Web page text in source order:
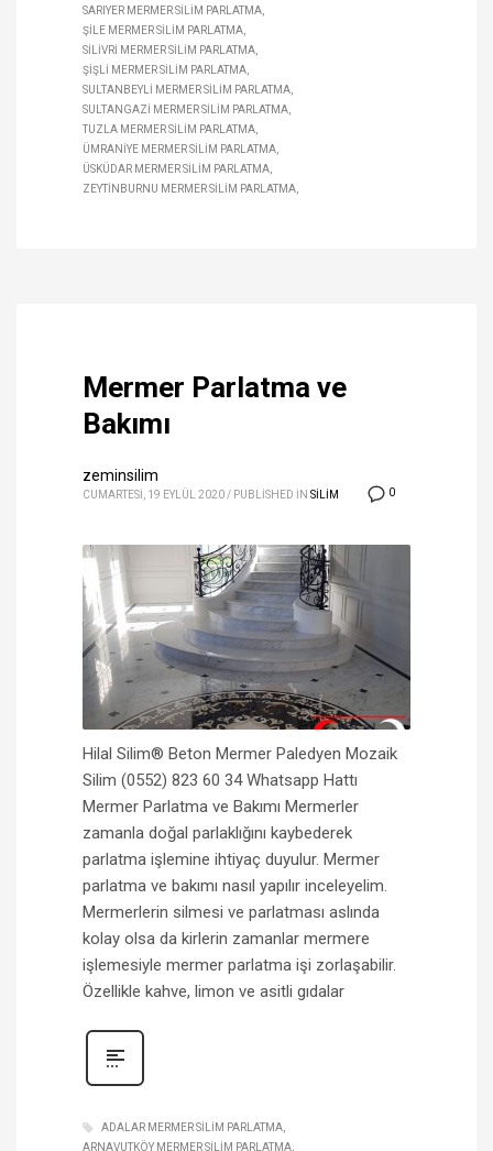
SARIYER MERMER SILIM PARLATMA
ŞILE MERMER SILIM PARLATMA
SILIVRI MERMER SILIM PARLATMA
ŞIŞLI MERMER SILIM PARLATMA
SULTANBEYLI MERMER SILIM PARLATMA
SULTANGAZI MERMER SILIM PARLATMA
TUZLA MERMER SILIM PARLATMA
ÜMRANIYE MERMER SILIM PARLATMA
ÜSKÜDAR MERMER SILIM PARLATMA
ZEYTINBURNU MERMER SILIM PARLATMA
Mermer Parlatma ve
Bakımı
0
zeminsilim
CUMARTESI, 19 EYLÜL 2020 / PUBLISHED IN SİLİM
Hilal Silim® Beton Mermer Paledyen Mozaik
Silim (0552) 823 60 34 Whatsapp Hattı
Mermer Parlatma ve Bakımı Mermerler
zamanla doğal parlaklığını kaybederek
parlatma işlemine ihtiyaç duyulur. Mermer
parlatma ve bakımı nasıl yapılır inceleyelim.
Mermerlerin silmesi ve parlatması aslında
kolay olsa da kirlerin zamanlar mermere
işlemesiyle mermer parlatma işi zorlaşabilir.
Özellikle kahve, limon ve asitli gıdalar
ADALAR MERMER SILIM PARLATMA
ARNAVUTKÖY MERMER SILIM PARLATMA